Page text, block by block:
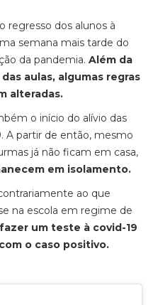
regresso dos alunos à
semana mais tarde do
da pandemia. Além da
aulas, algumas regras
alteradas.
o início do alívio das
A partir de então, mesmo
já não ficam em casa,
em isolamento.
ao que
na escola em regime de
um teste à covid-19
o caso positivo.